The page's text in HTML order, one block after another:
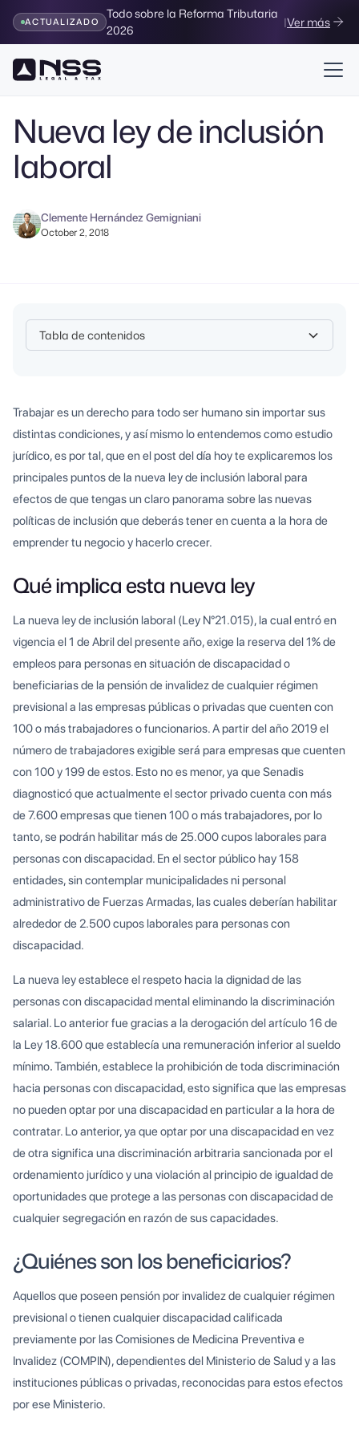
ACTUALIZADO
Todo sobre la Reforma Tributaria
2026
|Ver más
Volver al Blog
Nueva ley de inclusión
laboral
Clemente Hernández Gemigniani
October 2, 2018
Tabla de contenidos
Trabajar es un derecho para todo ser humano sin importar sus
distintas condiciones, y así mismo lo entendemos como estudio
jurídico, es por tal, que en el post del día hoy te explicaremos los
principales puntos de la nueva ley de inclusión laboralpara
efectos de que tengas un claro panorama sobre las nuevas
políticas de inclusión que deberás tener en cuenta a la hora de
emprender tu negocio y hacerlo crecer.
Qué implica esta nueva ley
La nueva ley de inclusión laboral (Ley N°21.015), la cual entró en
vigencia el 1 de Abril del presente año, exige la reserva del 1% de
empleos para personas en situación de discapacidad o
beneficiarias de la pensión de invalidez de cualquier régimen
previsional a las empresas públicas o privadas que cuenten con
100 o más trabajadores o funcionarios. A partir del año 2019 el
número de trabajadores exigible será para empresas que cuenten
con 100 y 199 de estos. Esto no es menor, ya que Senadis
diagnosticó que actualmente el sector privado cuenta con más
de 7.600 empresas que tienen 100 o más trabajadores, por lo
tanto, se podrán habilitar más de 25.000 cupos laborales para
personas con discapacidad. En el sector público hay 158
entidades, sin contemplar municipalidades ni personal
administrativo de Fuerzas Armadas, las cuales deberían habilitar
alrededor de 2.500 cupos laborales para personas con
discapacidad.
La nueva ley establece el respeto hacia la dignidad de las
personas con discapacidad mental eliminando la discriminación
salarial. Lo anterior fue gracias a la derogación del artículo 16 de
la Ley 18.600 que establecía una remuneración inferior al sueldo
mínimo.También, establece la prohibición de toda discriminación
hacia personas con discapacidad, esto significa que las empresas
no pueden optar por una discapacidad en particular a la hora de
contratar. Lo anterior, ya que optar por una discapacidad en vez
de otra significa una discriminación arbitraria sancionada por el
ordenamiento jurídico y una violación al principio de igualdad de
oportunidades que protege a las personas con discapacidad de
cualquier segregación en razón de sus capacidades.
¿Quiénes son los beneficiarios?
Aquellos que poseen pensión por invalidez de cualquier régimen
previsional o tienen cualquier discapacidad calificada
previamente por las Comisiones de Medicina Preventiva e
Invalidez (COMPIN), dependientes del Ministerio de Salud y a las
instituciones públicas o privadas, reconocidas para estos efectos
por ese Ministerio.